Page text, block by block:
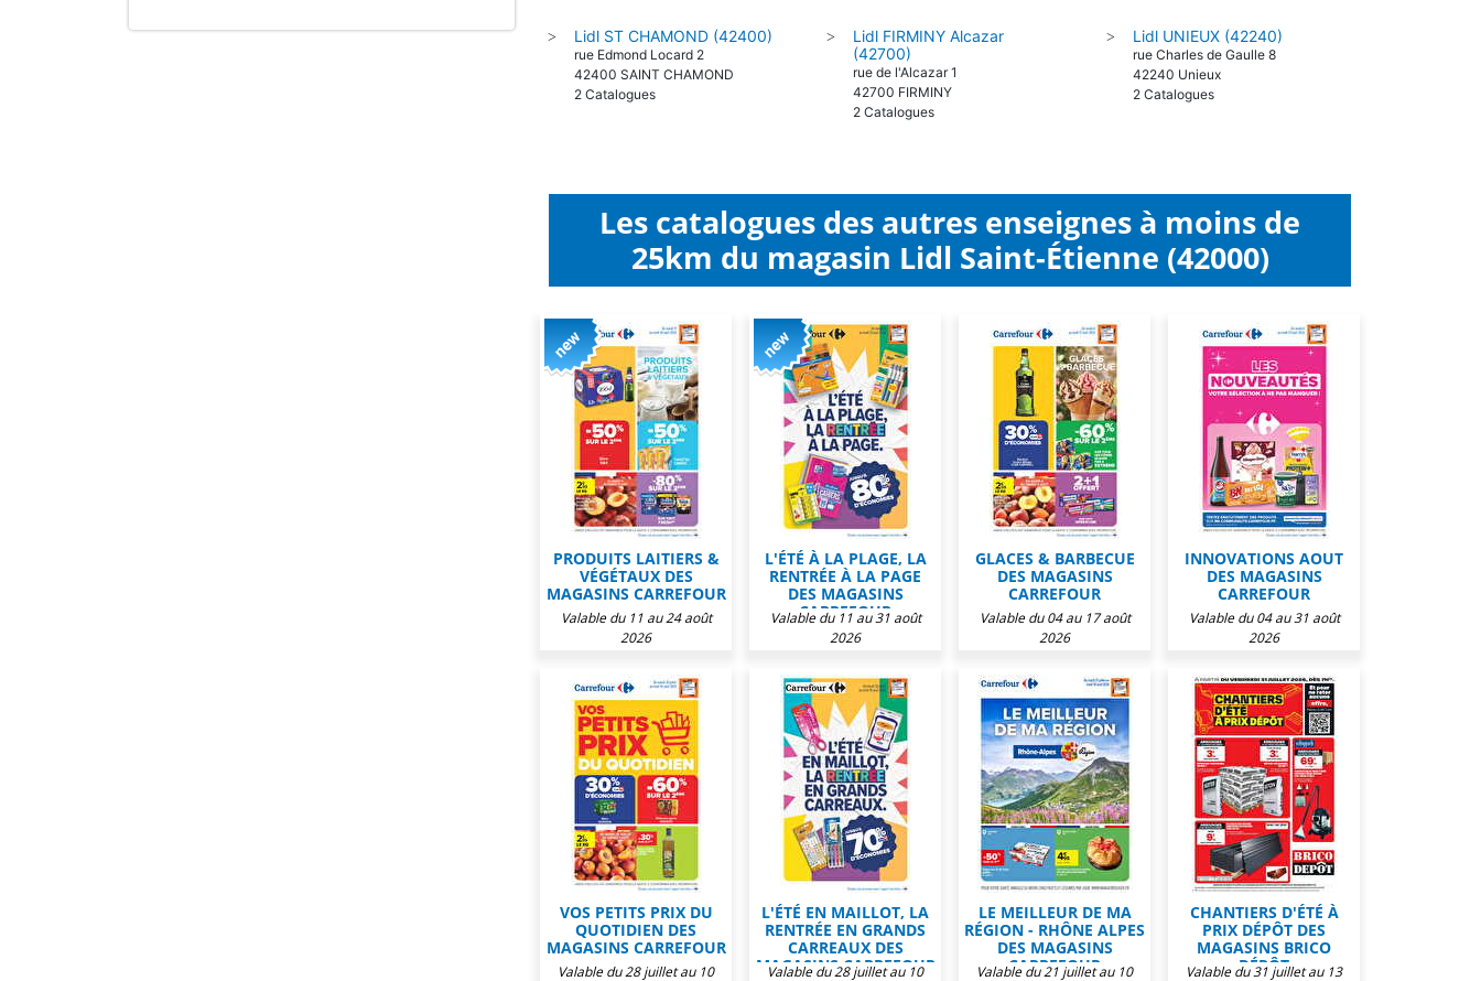
> Lidl ST CHAMOND (42400)
rue Edmond Locard 2
42400 SAINT CHAMOND
2 Catalogues
>
Lidl FIRMINY Alcazar
(42700)
rue de l'Alcazar 1
42700 FIRMINY
2 Catalogues
> Lidl UNIEUX (42240)
rue Charles de Gaulle 8
42240 Unieux
2 Catalogues
Les catalogues des autres enseignes à moins de
25km du magasin Lidl Saint-Étienne (42000)
PRODUITS LAITIERS &
VÉGÉTAUX DES
MAGASINS CARREFOUR
Valable du 11 au 24 août
2026
L'ÉTÉ À LA PLAGE, LA
RENTRÉE À LA PAGE
DES MAGASINS
CARREFOUR
Valable du 11 au 31 août
2026
GLACES & BARBECUE
DES MAGASINS
CARREFOUR
Valable du 04 au 17 août
2026
INNOVATIONS AOUT
DES MAGASINS
CARREFOUR
Valable du 04 au 31 août
2026
VOS PETITS PRIX DU
QUOTIDIEN DES
MAGASINS CARREFOUR
Valable du 28 juillet au 10
L'ÉTÉ EN MAILLOT, LA
RENTRÉE EN GRANDS
CARREAUX DES
MAGASINS CARREFOUR
Valable du 28 juillet au 10
LE MEILLEUR DE MA
RÉGION - RHÔNE ALPES
DES MAGASINS
CARREFOUR
Valable du 21 juillet au 10
CHANTIERS D'ÉTÉ À
PRIX DÉPÔT DES
MAGASINS BRICO
DÉPÔT
Valable du 31 juillet au 13